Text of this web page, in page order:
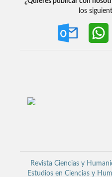
los
Revista Ciencias y
Estudios en Ciencias y